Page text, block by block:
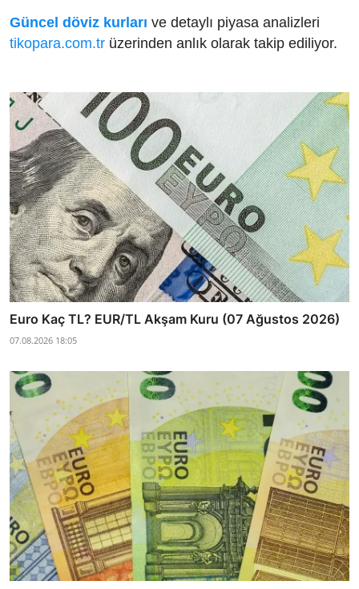
Güncel döviz kurları ve detaylı piyasa analizleri
tikopara.com.tr üzerinden anlık olarak takip ediliyor.
Euro Kaç TL? EUR/TL Akşam Kuru (07 Ağustos 2026)
07.08.2026 18:05